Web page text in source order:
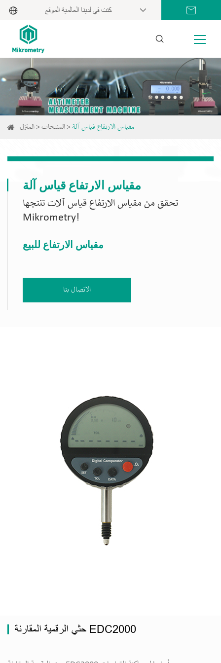
كنت في لدينا العالمية الموقع
المنزل المنتجات مقياس الارتفاع قياس آلة
مقياس الارتفاع قياس آلة
تحقق من مقياس الارتفاع قياس آلات تنتجها
Mikrometry!
مقياس الارتفاع للبيع
الاتصال بنا
حثي الرقمية المقارنة EDC2000